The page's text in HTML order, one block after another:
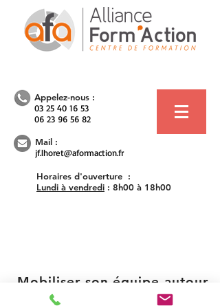
Appelez-nous :
03 25 40 16 53
06 23 96 56 82
Mail :
jf.lhoret@aformaction.fr
Horaires d'ouverture :
Lundi à vendredi : 8h00 à 18h00
Mobiliser son équipe autour
d'objectifs communs